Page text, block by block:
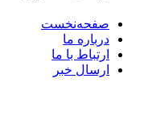
صفحه‌نخست
درباره ما
ارتباط با ما
ارسال خبر